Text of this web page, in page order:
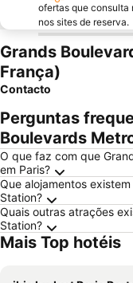
ofertas que consulta
nos sites de reserva.
Grands
França)
Contacto
Perguntas
Boulevards
O que faz com que
em Paris?
Que alojamentos
Station?
Quais outras atrações
Station?
Mais Top hotéis